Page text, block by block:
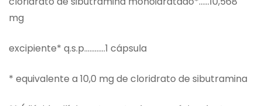
mg
excipiente* q.s.p…………1 cápsula
* equivalente a 10,0 mg de cloridrato de sibutramina